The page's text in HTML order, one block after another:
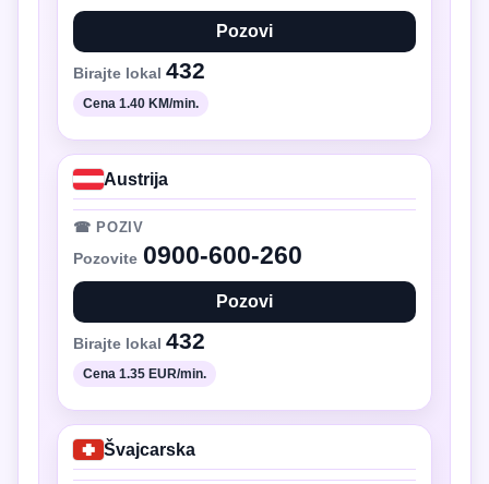
Pozovi
Birajte lokal 432
Cena 1.40 KM/min.
Austrija
☎ POZIV
Pozovite 0900-600-260
Pozovi
Birajte lokal 432
Cena 1.35 EUR/min.
Švajcarska